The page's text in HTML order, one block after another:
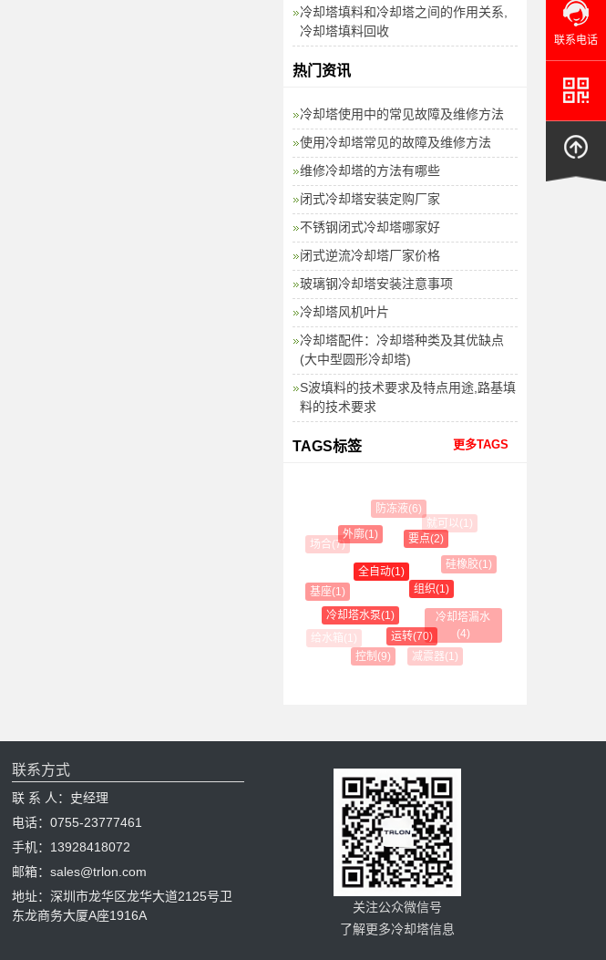
冷却塔填料和冷却塔之间的作用关系,
冷却塔填料回收
热门资讯
冷却塔使用中的常见故障及维修方法
使用冷却塔常见的故障及维修方法
维修冷却塔的方法有哪些
闭式冷却塔安装定购厂家
不锈钢闭式冷却塔哪家好
闭式逆流冷却塔厂家价格
玻璃钢冷却塔安装注意事项
冷却塔风机叶片
冷却塔配件：冷却塔种类及其优缺点
(大中型圆形冷却塔)
S波填料的技术要求及特点用途,路基填
料的技术要求
TAGS标签 更多TAGS
基座(1)
冷却塔水泵(1)
全自动(1)
外廓(1)
场合(7)
控制(9)
运转(70)
组织(1)
要点(2)
防冻液(6)
减震器(1)
冷却塔漏水(4)
硅橡胶(1)
就可以(1)
联系方式
联 系 人：史经理
电话：0755-23777461
手机：13928418072
邮箱：sales@trlon.com
地址：深圳市龙华区龙华大道2125号卫
东龙商务大厦A座1916A
关注公众微信号
了解更多冷却塔信息
联系电话